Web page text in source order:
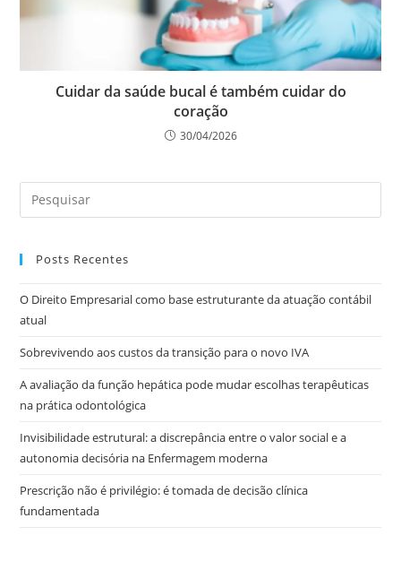
Cuidar da saúde bucal é também cuidar do
coração
30/04/2026
Posts Recentes
O Direito Empresarial como base estruturante da atuação contábil
atual
Sobrevivendo aos custos da transição para o novo IVA
A avaliação da função hepática pode mudar escolhas terapêuticas
na prática odontológica
Invisibilidade estrutural: a discrepância entre o valor social e a
autonomia decisória na Enfermagem moderna
Prescrição não é privilégio: é tomada de decisão clínica
fundamentada